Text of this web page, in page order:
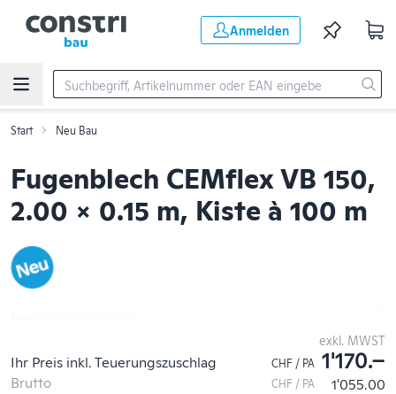
Anmelden
Start Neu Bau
Fugenblech CEMflex VB 150,
2.00 x 0.15 m, Kiste à 100 m
exkl. MWST
Ihr Preis inkl. Teuerungszuschlag CHF / PA 1'170.–
Brutto CHF / PA
1'055.00